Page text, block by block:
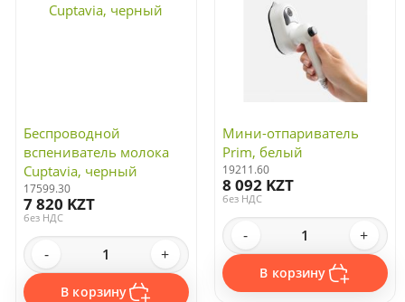
Беспроводной
вспениватель молока
Cuptavia, черный
17599.30
7 820 KZT
без НДС
- +
В корзину
Мини-отпариватель
Prim, белый
19211.60
8 092 KZT
без НДС
- +
В корзину